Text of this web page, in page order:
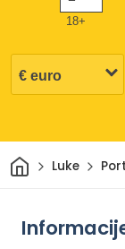
18+
DomLuke